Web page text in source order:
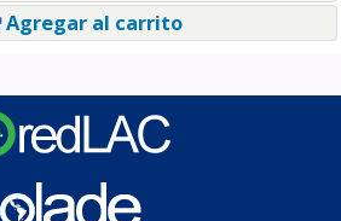
Agregar al carrito